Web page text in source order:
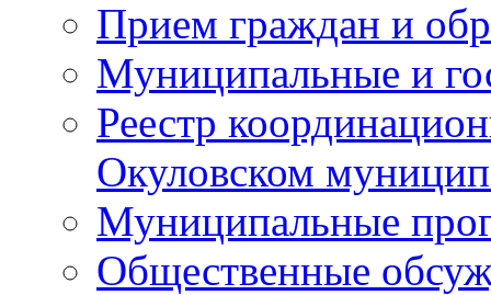
Прием граждан и
Муниципальные и
Реестр
Окуловском
Муниципальные
Общественные